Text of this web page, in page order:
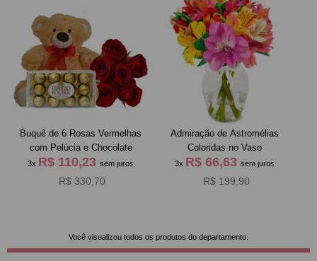
Buquê de 6 Rosas Vermelhas
com Pelúcia e Chocolate
3x R$ 110,23sem juros
R$ 330,70
Admiração de Astromélias
Coloridas no Vaso
3x R$ 66,63sem juros
R$ 199,90
Você visualizou todos os produtos do departamento.